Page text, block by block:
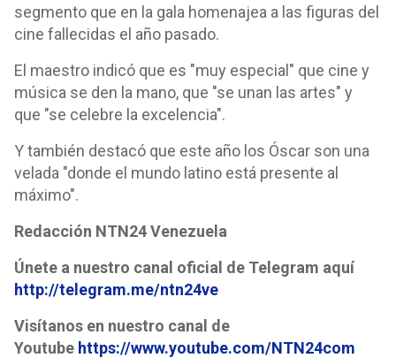
segmento que en la gala homenajea a las figuras del
cine fallecidas el año pasado.
El maestro indicó que es "muy especial" que cine y
música se den la mano, que "se unan las artes" y
que "se celebre la excelencia".
Y también destacó que este año los Óscar son una
velada "donde el mundo latino está presente al
máximo".
Redacción NTN24 Venezuela
Únete a nuestro canal oficial de Telegram aquí
http://telegram.me/ntn24ve
Visítanos en nuestro canal de
Youtube https://www.youtube.com/NTN24com